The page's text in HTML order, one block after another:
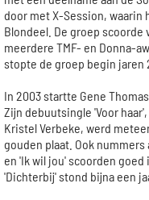
door met X-Session, waarin
Blondeel. De groep
meerdere TMF- en Donna-
stopte de groep begin jaren
In 2003 startte Gene
Zijn debuutsingle 'Voor
Kristel Verbeke, werd
gouden plaat. Ook
en 'Ik wil jou' scoorden
'Dichterbij' stond bijna een